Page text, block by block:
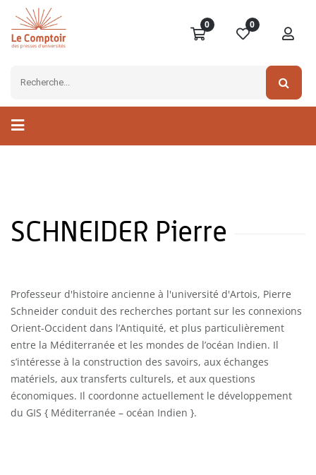
0 0
SCHNEIDER Pierre
Professeur d'histoire ancienne à l'université d'Artois, Pierre
Schneider conduit des recherches portant sur les connexions
Orient-Occident dans l’Antiquité, et plus particulièrement
entre la Méditerranée et les mondes de l’océan Indien. Il
s’intéresse à la construction des savoirs, aux échanges
matériels, aux transferts culturels, et aux questions
économiques. Il coordonne actuellement le développement
du GIS { Méditerranée – océan Indien }.